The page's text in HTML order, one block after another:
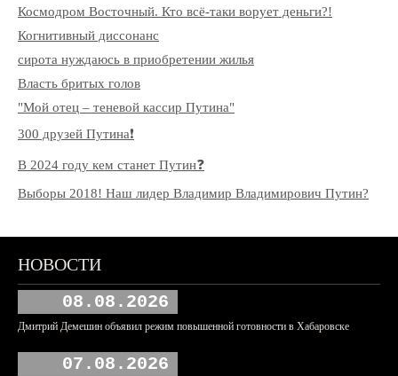
Космодром Восточный. Кто всё-таки ворует деньги?!
Когнитивный диссонанс
сирота нуждаюсь в приобретении жилья
Власть бритых голов
"Мой отец – теневой кассир Путина"
300 друзей Путина❗️
В 2024 году кем станет Путин❓
Выборы 2018! Наш лидер Владимир Владимирович Путин?
НОВОСТИ
08.08.2026
Дмитрий Демешин объявил режим повышенной готовности в Хабаровске
07.08.2026